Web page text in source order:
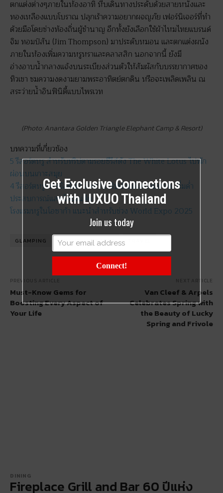
ตกแต่งต่างๆภายในห้องอาทิ หีบเดินทางประดับด้วยสายหนังและ
ทองเหลืองแบบโบราณ ปลุกเร้าความอยากผจญภัย เฟอร์นิเจอร์ที่ทำ
ด้วยมือโดยช่างท้องถิ่นผู้ชำนาญ อีกทั้งยังเลือกใช้ผ้าไหมไทยแบรนด์
จิม ทอมป์สัน (Jim Thompson) มาประดับหมอน และตกแต่งผนัง
ภายในห้องเพิ่มความหรูหราและคลาสสิก นอกจากนี้ ยังมี
อ่างอาบน้ำกลางแจ้งบนระเบียงส่วนตัวให้สัมผัสกับบรรยากาศของ
ทิวเขา ชมความงดงามยามพระอาทิตย์ตกดิน หรือจะเพลิดเพลิน ณ
สระว่ายน้ำอินฟินิตี้แบบไพรเวท
(Photo: Anantara Golden Triangle Elephant Camp & Resort)
บทความที่เกี่ยวข้อง
5 รีสอร์ตหรู สำหรับทริปตามรอยซีรีส์ดัง The White Lotus ไปพัก
ผ่อนบนเกาะสมุย
4 รีสอร์ตหรูแห่งมัลดีฟส์ สำหรับทริปเติมเต็มความหวาน ดื่มด่ำ
ประสบการณ์แสนโรแมนติก
โรงแรมหรูในโอซาก้า แนะนำสำหรับช่วง World Expo 2025
GLAMPING LUXURYLIFESTYLE
PREVIOUS ARTICLE
Must-Know Gems for
Boosting Every Aspect of
Your Life
NEXT ARTICLE
Van Cleef & Arpels
Celebrates Spring with
the Beauty of Lucky
Spring and Frivole
DINING
Fireplace Grill and Bar 60 ปีแห่ง
Get Exclusive Connections
with LUXUO Thailand
Join us today
Connect!